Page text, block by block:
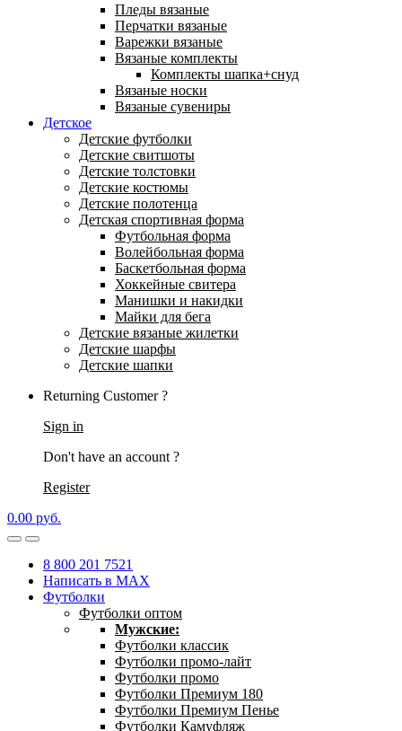
Пледы вязаные
Перчатки вязаные
Варежки вязаные
Вязаные комплекты
Комплекты шапка+снуд
Вязаные носки
Вязаные сувениры
Детское
Детские футболки
Детские свитшоты
Детские толстовки
Детские костюмы
Детские полотенца
Детская спортивная форма
Футбольная форма
Волейбольная форма
Баскетбольная форма
Хоккейные свитера
Манишки и накидки
Майки для бега
Детские вязаные жилетки
Детские шарфы
Детские шапки
Returning Customer ?
Sign in
Don't have an account ?
Register
0.00 руб.
8 800 201 7521
Написать в MAX
Футболки
Футболки оптом
Мужские:
Футболки классик
Футболки промо-лайт
Футболки промо
Футболки Премиум 180
Футболки Премиум Пенье
Футболки Камуфляж